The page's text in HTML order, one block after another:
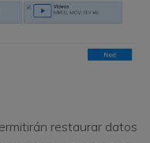
restaurar datos